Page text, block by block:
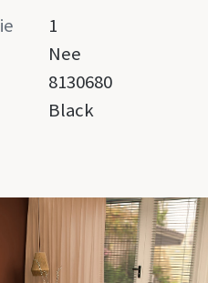
1
Nee
8130680
Black